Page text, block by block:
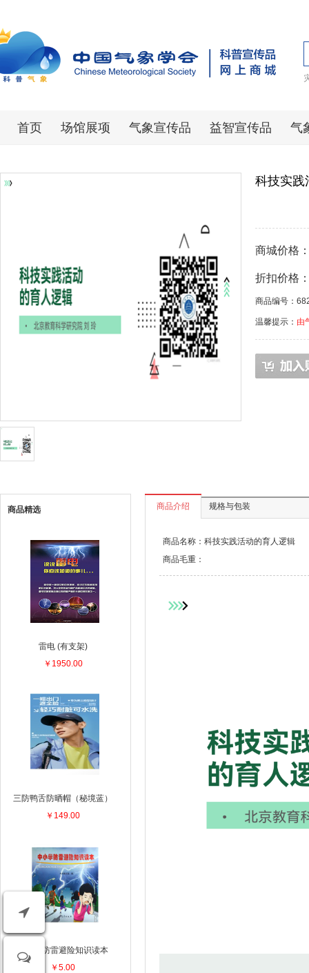
首页 场馆展项 气象宣传品 益智宣传品 气
科技实践
商城价格
折扣价格
商品编号：
温馨提示： 由
商品精选
雷电 (有支架)
￥1950.00
三防鸭舌防晒帽（秘境蓝）
￥149.00
中小学防雷避险知识读本
￥5.00
商品介绍 规格与包装
商品名称：科技实践活动的育人逻辑
商品毛重：